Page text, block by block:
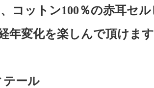
ットン100％の赤耳セル
年変化を楽しんで頂けます
テール